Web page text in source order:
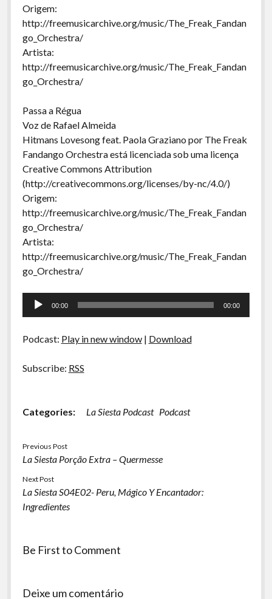
Origem:
http://freemusicarchive.org/music/The_Freak_Fandan
go_Orchestra/
Artista:
http://freemusicarchive.org/music/The_Freak_Fandan
go_Orchestra/
Passa a Régua
Voz de Rafael Almeida
Hitmans Lovesong feat. Paola Graziano por The Freak
Fandango Orchestra está licenciada sob uma licença
Creative Commons Attribution
(http://creativecommons.org/licenses/by-nc/4.0/)
Origem:
http://freemusicarchive.org/music/The_Freak_Fandan
go_Orchestra/
Artista:
http://freemusicarchive.org/music/The_Freak_Fandan
go_Orchestra/
Tocador
00:00 00:00
Podcast: Play in new window| Download
Subscribe: RSS
Categories: La Siesta Podcast Podcast
Previous Post
La Siesta Porção Extra – Quermesse
Next Post
La Siesta S04E02- Peru, Mágico Y Encantador:
Ingredientes
Be First to Comment
Deixe um comentário